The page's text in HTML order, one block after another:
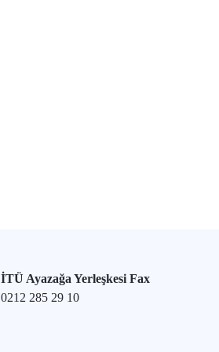
İTÜ Ayazağa Yerleşkesi Fax
0212 285 29 10